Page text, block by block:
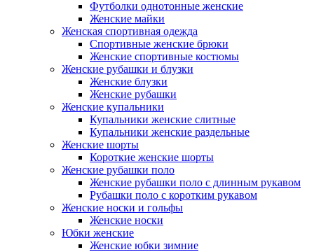
Футболки однотонные женские
Женские майки
Женская спортивная одежда
Спортивные женские брюки
Женские спортивные костюмы
Женские рубашки и блузки
Женские блузки
Женские рубашки
Женские купальники
Купальники женские слитные
Купальники женские раздельные
Женские шорты
Короткие женские шорты
Женские рубашки поло
Женские рубашки поло с длинным рукавом
Рубашки поло с коротким рукавом
Женские носки и гольфы
Женские носки
Юбки женские
Женские юбки зимние